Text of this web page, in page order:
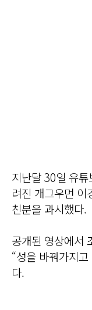
지난달 30일 유튜
려진 개그우먼 이
친분을 과시했다.
공개된 영상에서
“성을 바꿔가지
다.